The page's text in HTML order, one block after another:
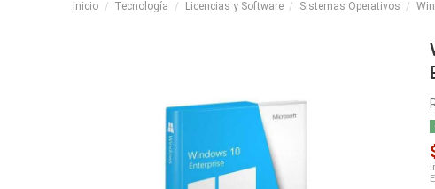
Inicio Tecnología Licencias y Software Sistemas Operativos